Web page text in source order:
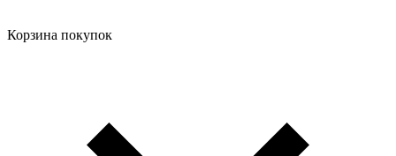
Корзина покупок